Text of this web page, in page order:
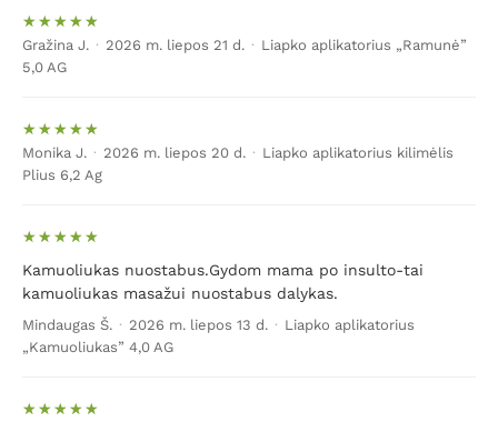
Gražina J. · 2026 m. liepos 21 d. · Liapko aplikatorius „Ramunė”
5,0 AG
Monika J. · 2026 m. liepos 20 d. · Liapko aplikatorius kilimėlis
Plius 6,2 Ag
Kamuoliukas nuostabus.Gydom mama po insulto-tai
kamuoliukas masažui nuostabus dalykas.
Mindaugas Š. · 2026 m. liepos 13 d. · Liapko aplikatorius
„Kamuoliukas” 4,0 AG